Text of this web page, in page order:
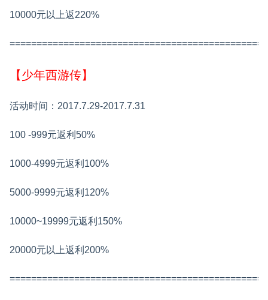
10000元以上返220%
【少年西游传】
活动时间：2017.7.29-2017.7.31
100 -999元返利50%
1000-4999元返利100%
5000-9999元返利120%
10000~19999元返利150%
20000元以上返利200%